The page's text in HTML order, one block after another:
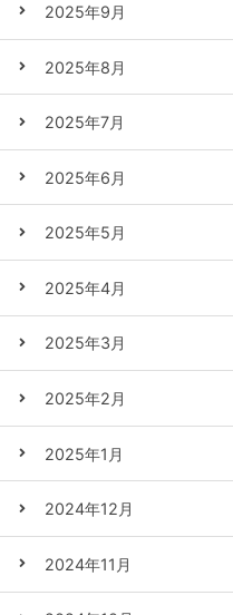
2025年9月
2025年8月
2025年7月
2025年6月
2025年5月
2025年4月
2025年3月
2025年2月
2025年1月
2024年12月
2024年11月